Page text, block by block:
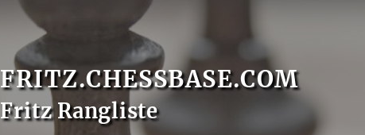
FRITZ.CHESSBASE.COM
Fritz Rangliste